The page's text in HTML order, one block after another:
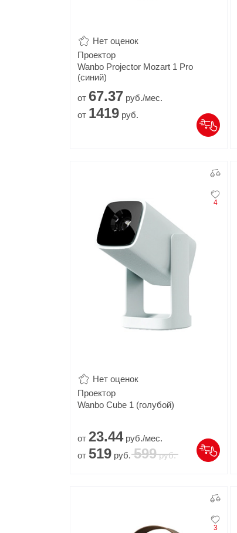
Нет оценок
Проектор
Wanbo Projector Mozart 1 Pro
(синий)
от 67.37 руб./мес.
от 1419 руб.
4
Нет оценок
Проектор
Wanbo Cube 1 (голубой)
от 23.44руб./мес.
от 519 руб. 599руб.
3